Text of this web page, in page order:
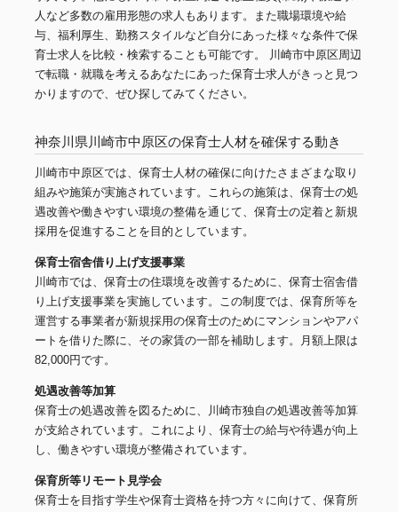
人など多数の雇用形態の求人もあります。また職場環境や給
与、福利厚生、勤務スタイルなど自分にあった様々な条件で保
育士求人を比較・検索することも可能です。 川崎市中原区周辺
で転職・就職を考えるあなたにあった保育士求人がきっと見つ
かりますので、ぜひ探してみてください。
神奈川県川崎市中原区の保育士人材を確保する動き
川崎市中原区では、保育士人材の確保に向けたさまざまな取り
組みや施策が実施されています。これらの施策は、保育士の処
遇改善や働きやすい環境の整備を通じて、保育士の定着と新規
採用を促進することを目的としています。
保育士宿舎借り上げ支援事業
川崎市では、保育士の住環境を改善するために、保育士宿舎借
り上げ支援事業を実施しています。この制度では、保育所等を
運営する事業者が新規採用の保育士のためにマンションやアパ
ートを借りた際に、その家賃の一部を補助します。月額上限は
82,000円です。
処遇改善等加算
保育士の処遇改善を図るために、川崎市独自の処遇改善等加算
が支給されています。これにより、保育士の給与や待遇が向上
し、働きやすい環境が整備されています。
保育所等リモート見学会
保育士を目指す学生や保育士資格を持つ方々に向けて、保育所